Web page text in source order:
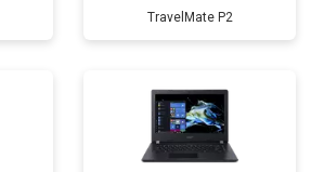
TravelMate P2